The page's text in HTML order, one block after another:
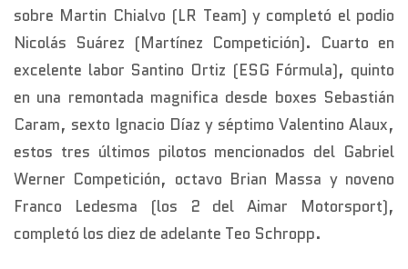
sobre Martin Chialvo (LR Team) y completó el podio
Nicolás Suárez (Martínez Competición). Cuarto en
excelente labor Santino Ortiz (ESG Fórmula), quinto
en una remontada magnifica desde boxes Sebastián
Caram, sexto Ignacio Díaz y séptimo Valentino Alaux,
estos tres últimos pilotos mencionados del Gabriel
Werner Competición, octavo Brian Massa y noveno
Franco Ledesma (los 2 del Aimar Motorsport),
completó los diez de adelante Teo Schropp.